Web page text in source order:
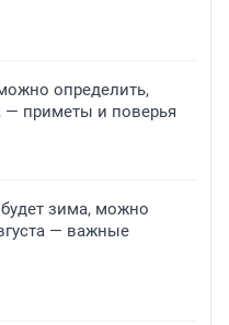
определить,
— приметы и поверья
зима, можно
— важные